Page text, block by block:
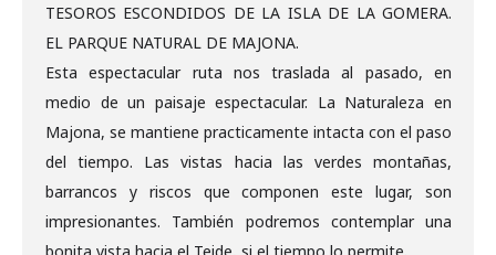
TESOROS ESCONDIDOS DE LA ISLA DE LA GOMERA.
EL PARQUE NATURAL DE MAJONA.
Esta espectacular ruta nos traslada al pasado, en
medio de un paisaje espectacular. La Naturaleza en
Majona, se mantiene practicamente intacta con el paso
del tiempo. Las vistas hacia las verdes montañas,
barrancos y riscos que componen este lugar, son
impresionantes. También podremos contemplar una